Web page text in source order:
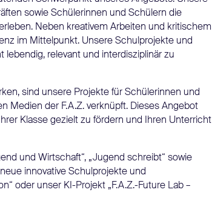
sowie Schülerinnen und Schülern die
Neben kreativem Arbeiten und kritischem
im Mittelpunkt. Unsere Schulprojekte und
relevant und interdisziplinär zu
sind unsere Projekte für Schülerinnen und
Medien der F.A.Z. verknüpft. Dieses Angebot
Klasse gezielt zu fördern und Ihren Unterricht
und Wirtschaft“, „Jugend schreibt“ sowie
innovative Schulprojekte und
oder unser KI-Projekt „F.A.Z.-Future Lab –